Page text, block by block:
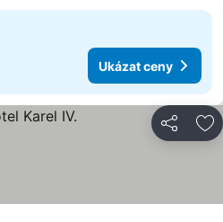
Ukázat ceny
Sdílet